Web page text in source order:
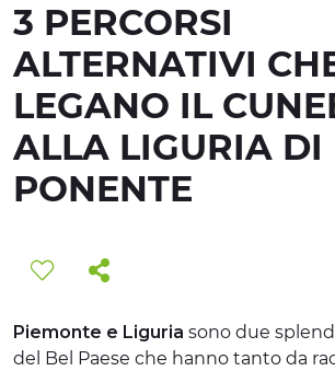
NATURA E BENESSERE
ESPERIENZE
EVENTI
OFFERTE
3 PERCORSI
ALTERNATIVI
LEGANO IL
ALLA LIGURIA DI
PONENTE
Piemonte e Liguria sono due
del Bel Paese che hanno tanto da